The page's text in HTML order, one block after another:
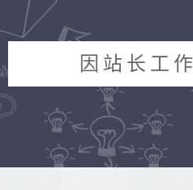
因站长工